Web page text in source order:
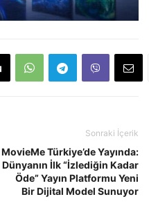
Sonraki İçerik
MovieMe Türkiye’de Yayında:
Dünyanın İlk “İzlediğin Kadar
Öde” Yayın Platformu Yeni
Bir Dijital Model Sunuyor